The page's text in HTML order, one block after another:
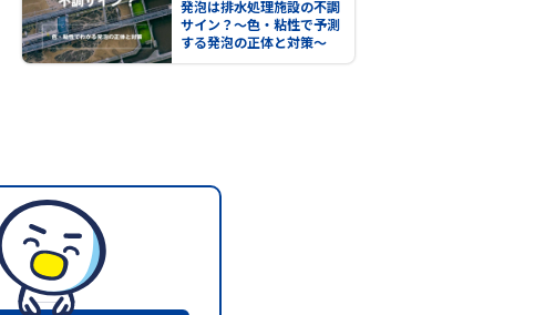
発泡は排水処理施設の不調
サイン？～色・粘性で予測
する発泡の正体と対策～